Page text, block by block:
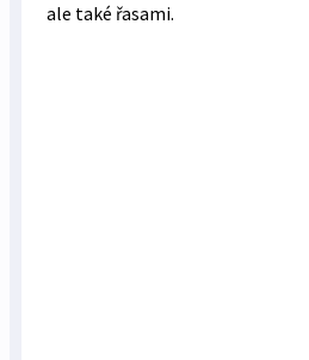
ale také řasami.